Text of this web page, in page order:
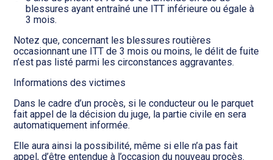
blessures ayant entraîné une ITT inférieure ou égale à
3 mois.
Notez que, concernant les blessures routières
occasionnant une ITT de 3 mois ou moins, le délit de fuite
n’est pas listé parmi les circonstances aggravantes.
Informations des victimes
Dans le cadre d’un procès, si le conducteur ou le parquet
fait appel de la décision du juge, la partie civile en sera
automatiquement informée.
Elle aura ainsi la possibilité, même si elle n’a pas fait
appel, d’être entendue à l’occasion du nouveau procès.